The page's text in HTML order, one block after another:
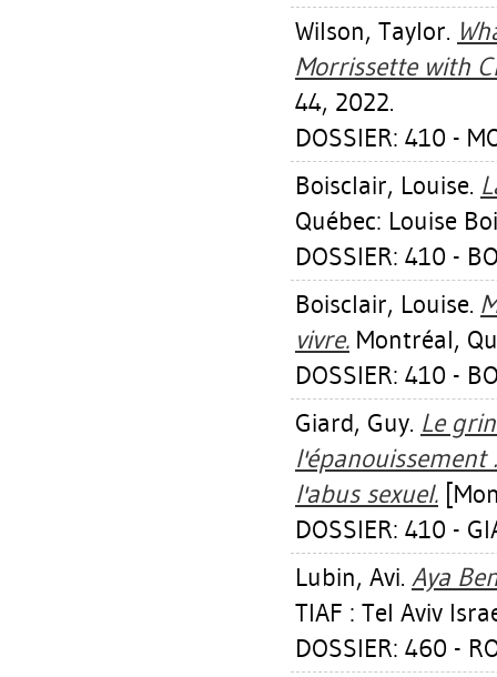
Wilson, Taylor.
Morrissette with
44, 2022.
DOSSIER: 410 -
Boisclair, Louise.
Québec: Louise
DOSSIER: 410 -
Boisclair, Louise.
vivre. Montréal,
DOSSIER: 410 -
Giard, Guy. Le
l'abus sexuel.
DOSSIER: 410 -
Lubin, Avi. Aya
TIAF : Tel Aviv
DOSSIER: 460 -